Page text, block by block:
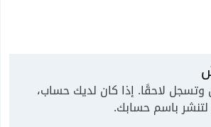
وتسجل لاحقًا. إذا كان لديك حساب،
لتنشر باسم حسابك.